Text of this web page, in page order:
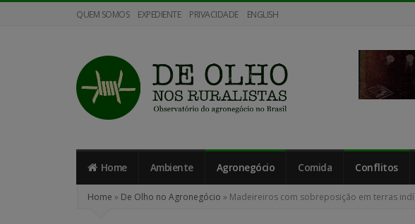
QUEM SOMOS EXPEDIENTE PRIVACIDADE ENGLISH
Olho
nos
Ruralistas
Home Ambiente Agronegócio Comida Conflitos
Home » De Olho no Agronegócio » Madeireiros com sobreposição em terras